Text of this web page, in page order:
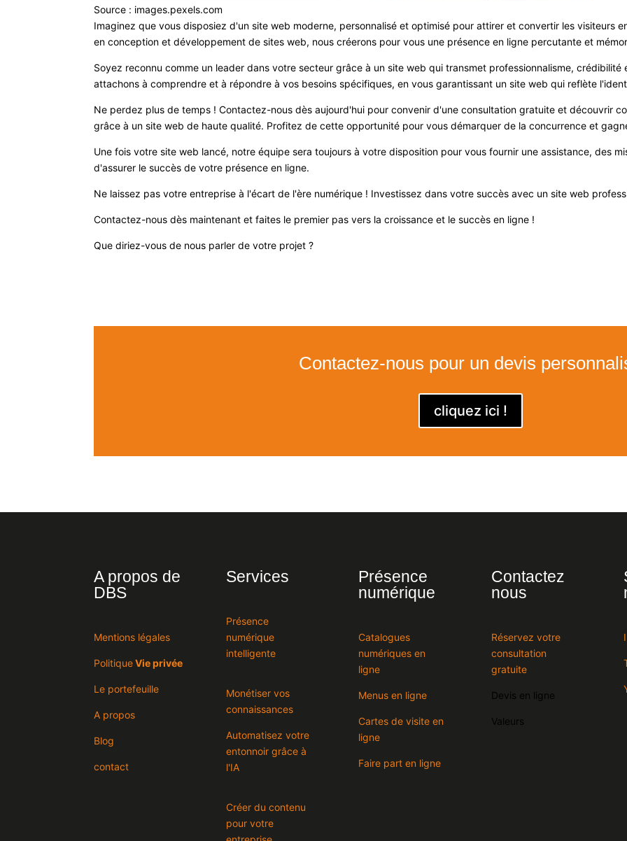
Source : images.pexels.com
Imaginez que vous disposiez d'un site web moderne, personnalisé et optimisé pour attirer et convertir les visiteurs
en conception et développement de sites web, nous créerons pour vous une présence en ligne percutante et
Soyez reconnu comme un leader dans votre secteur grâce à un site web qui transmet professionnalisme,
attachons à comprendre et à répondre à vos besoins spécifiques, en vous garantissant un site web qui reflète
Ne perdez plus de temps ! Contactez-nous dès aujourd'hui pour convenir d'une consultation gratuite et découvrir
grâce à un site web de haute qualité. Profitez de cette opportunité pour vous démarquer de la concurrence et
Une fois votre site web lancé, notre équipe sera toujours à votre disposition pour vous fournir une assistance, des
d'assurer le succès de votre présence en ligne.
Ne laissez pas votre entreprise à l'écart de l'ère numérique ! Investissez dans votre succès avec un site web
Contactez-nous dès maintenant et faites le premier pas vers la croissance et le succès en ligne !
Que diriez-vous de nous parler de votre projet ?
Contactez-nous pour un devis
cliquez ici !
A propos de
DBS
Mentions légales
PolitiqueVie privée
Le portefeuille
A propos
Blog
contact
Services
Présence
numérique
intelligente
Monétiser vos
connaissances
Automatisez votre
entonnoir grâce à
l'IA
Créer du contenu
pour votre
Présence
numérique
Catalogues
numériques en
ligne
Menus en ligne
Cartes de visite en
ligne
Faire part en ligne
Contactez
nous
Réservez votre
consultation
gratuite
Devis en ligne
Valeurs